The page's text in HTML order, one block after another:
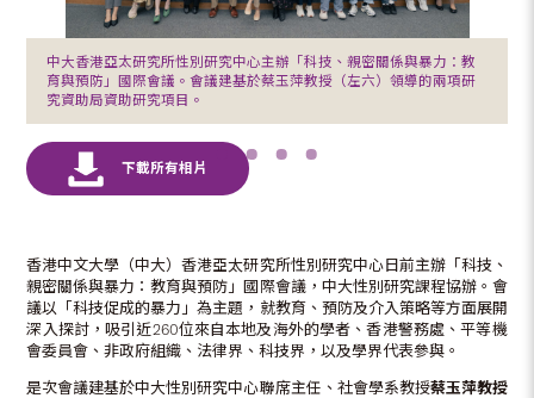
中大香港亞太研究所性別研究中心主辦「科技、親密關係與暴力：教
育與預防」國際會議。會議建基於蔡玉萍教授（左六）領導的兩項研
究資助局資助研究項目。
香港中文大學（中大）香港亞太研究所性別研究中心日前主辦「科技、
親密關係與暴力：教育與預防」國際會議，中大性別研究課程協辦。會
議以「科技促成的暴力」為主題，就教育、預防及介入策略等方面展開
深入探討，吸引近260位來自本地及海外的學者、香港警務處、平等機
會委員會、非政府組織、法律界、科技界，以及學界代表參與。
是次會議建基於中大性別研究中心聯席主任、社會學系教授蔡玉萍教授